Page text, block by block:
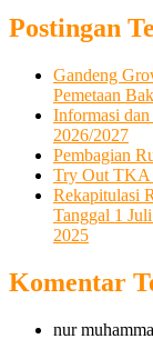
Postingan
Gandeng
Pemetaan
Informasi
2026/2027
Pembagian
Try Out TKA
Rekapitulasi
Tanggal 1
2025
Komentar
nur